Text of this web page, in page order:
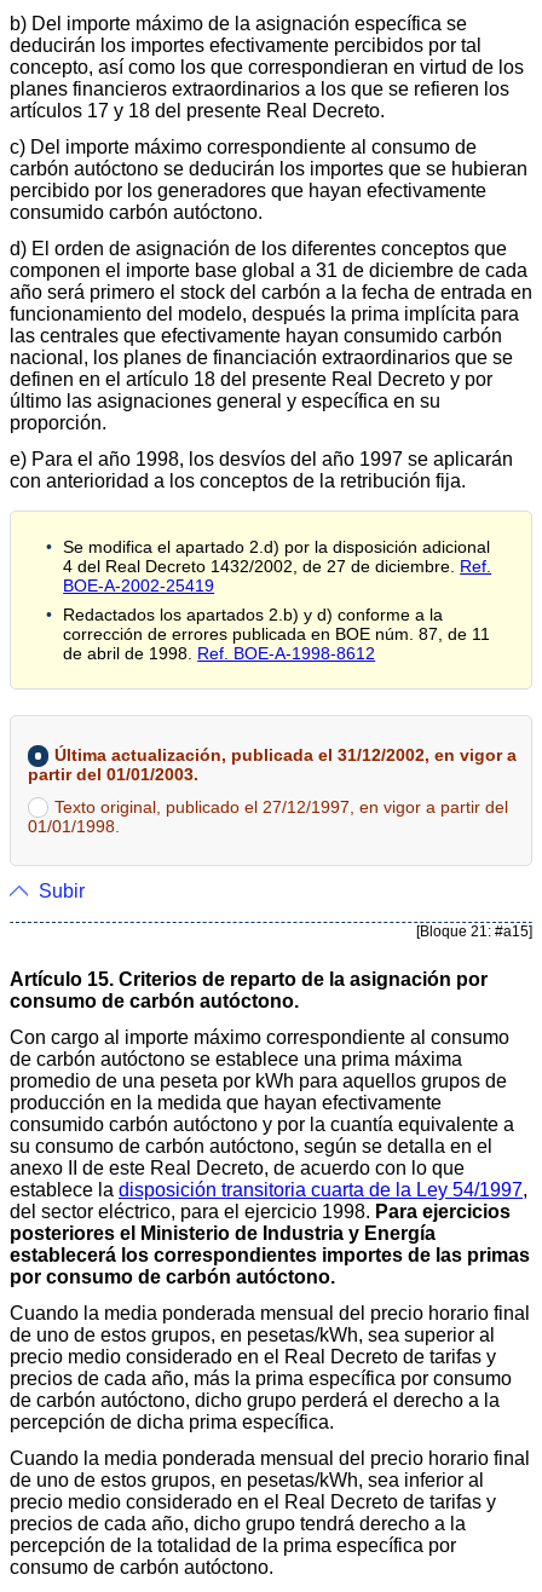
b) Del importe máximo de la asignación específica se
deducirán los importes efectivamente percibidos por tal
concepto, así como los que correspondieran en virtud de los
planes financieros extraordinarios a los que se refieren los
artículos 17 y 18 del presente Real Decreto.
c) Del importe máximo correspondiente al consumo de
carbón autóctono se deducirán los importes que se hubieran
percibido por los generadores que hayan efectivamente
consumido carbón autóctono.
d) El orden de asignación de los diferentes conceptos que
componen el importe base global a 31 de diciembre de cada
año será primero el stock del carbón a la fecha de entrada en
funcionamiento del modelo, después la prima implícita para
las centrales que efectivamente hayan consumido carbón
nacional, los planes de financiación extraordinarios que se
definen en el artículo 18 del presente Real Decreto y por
último las asignaciones general y específica en su
proporción.
e) Para el año 1998, los desvíos del año 1997 se aplicarán
con anterioridad a los conceptos de la retribución fija.
Se modifica el apartado 2.d) por la disposición adicional
4 del Real Decreto 1432/2002, de 27 de diciembre. Ref.
BOE-A-2002-25419
Redactados los apartados 2.b) y d) conforme a la
corrección de errores publicada en BOE núm. 87, de 11
de abril de 1998. Ref. BOE-A-1998-8612
Última actualización, publicada el 31/12/2002, en vigor a
partir del 01/01/2003.
Texto original, publicado el 27/12/1997, en vigor a partir del
01/01/1998.
Subir
[Bloque 21: #a15]
Artículo 15. Criterios de reparto de la asignación por
consumo de carbón autóctono.
Con cargo al importe máximo correspondiente al consumo
de carbón autóctono se establece una prima máxima
promedio de una peseta por kWh para aquellos grupos de
producción en la medida que hayan efectivamente
consumido carbón autóctono y por la cuantía equivalente a
su consumo de carbón autóctono, según se detalla en el
anexo II de este Real Decreto, de acuerdo con lo que
establece la disposición transitoria cuarta de la Ley 54/1997,
del sector eléctrico, para el ejercicio 1998. Para ejercicios
posteriores el Ministerio de Industria y Energía
establecerá los correspondientes importes de las primas
por consumo de carbón autóctono.
Cuando la media ponderada mensual del precio horario final
de uno de estos grupos, en pesetas/kWh, sea superior al
precio medio considerado en el Real Decreto de tarifas y
precios de cada año, más la prima específica por consumo
de carbón autóctono, dicho grupo perderá el derecho a la
percepción de dicha prima específica.
Cuando la media ponderada mensual del precio horario final
de uno de estos grupos, en pesetas/kWh, sea inferior al
precio medio considerado en el Real Decreto de tarifas y
precios de cada año, dicho grupo tendrá derecho a la
percepción de la totalidad de la prima específica por
consumo de carbón autóctono.